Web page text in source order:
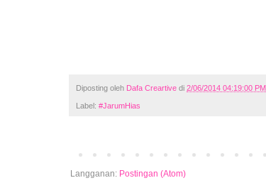
Diposting oleh Dafa Creartive di 2/06/2014 04:19:00 PM
Label: #JarumHias
Langganan: Postingan (Atom)